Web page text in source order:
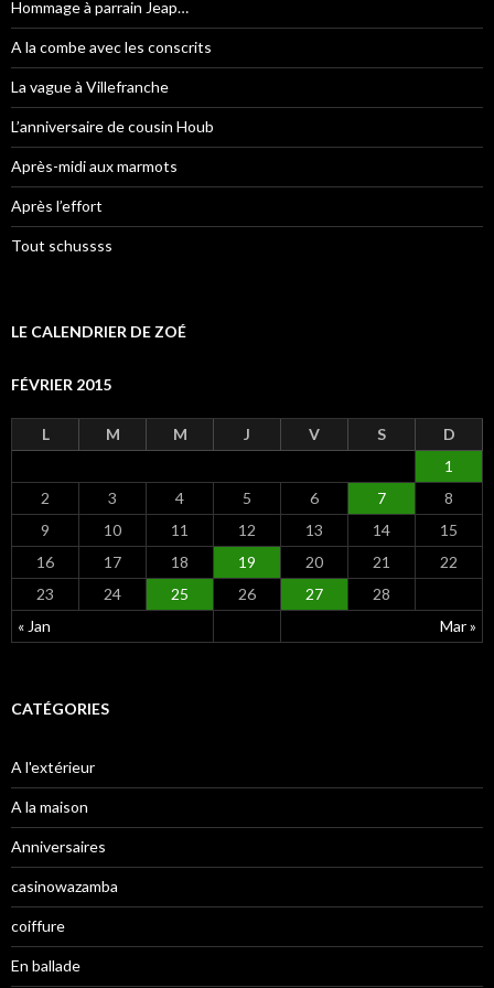
Hommage à parrain Jeap…
A la combe avec les conscrits
La vague à Villefranche
L’anniversaire de cousin Houb
Après-midi aux marmots
Après l’effort
Tout schussss
LE CALENDRIER DE ZOÉ
FÉVRIER 2015
L M M J V S D
« Jan Mar »
1
2
3 4 5 6 7
8
9
10 11 12 13 14
15
16
17 18 19 20 21
22
23
24 25 26 27 28
CATÉGORIES
A l'extérieur
A la maison
Anniversaires
casinowazamba
coiffure
En ballade